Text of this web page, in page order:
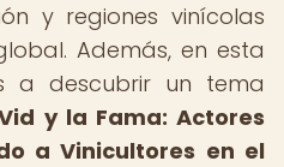
y regiones vinícolas
Además, en esta
a descubrir un tema
y la Fama: Actores
a Vinicultores en el